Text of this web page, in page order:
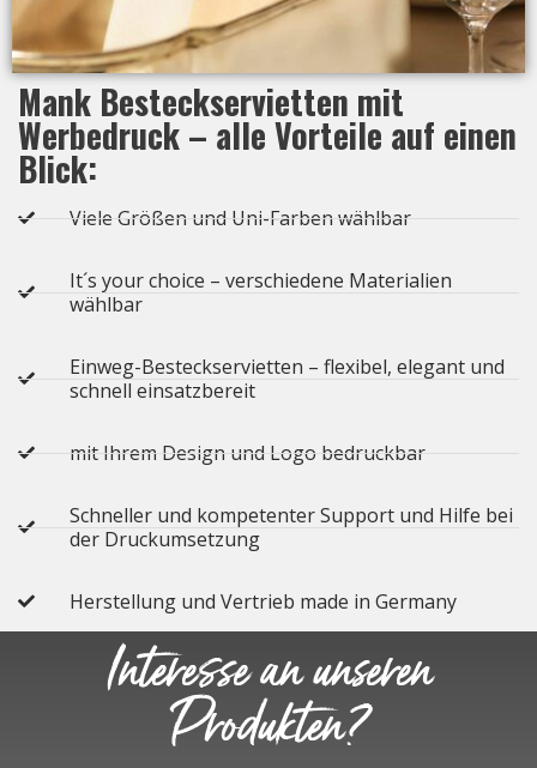
Mank Besteckservietten mit
Werbedruck – alle Vorteile auf einen
Blick:
Viele Größen und Uni-Farben wählbar
It´s your choice – verschiedene Materialien
wählbar
Einweg-Besteckservietten – flexibel, elegant und
schnell einsatzbereit
mit Ihrem Design und Logo bedruckbar
Schneller und kompetenter Support und Hilfe bei
der Druckumsetzung
Herstellung und Vertrieb made in Germany
Interesse an unseren
Produkten?